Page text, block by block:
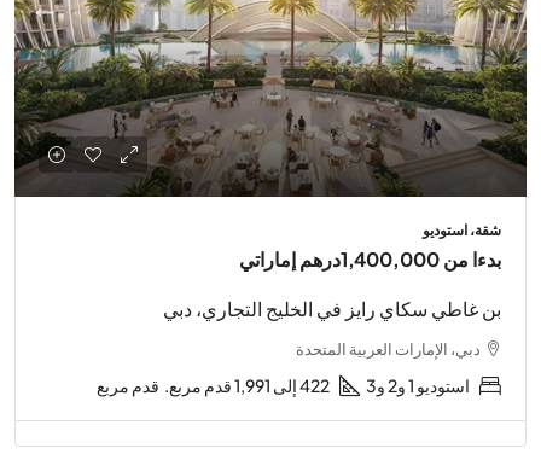
شقة، استوديو
بدءا من1,400,000درهم إماراتي
بن غاطي سكاي رايز في الخليج التجاري، دبي
دبي، الإمارات العربية المتحدة
استوديو 1 و2 و3 422 إلى 1,991 قدم مربع. قدم مربع